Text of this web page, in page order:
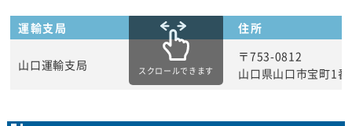
運輸支局 住所
山口運輸支局
〒753-0812
山口県山口市宝町1
スクロールできます